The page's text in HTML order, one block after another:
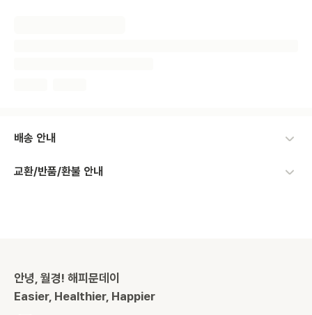
배송 안내
교환/반품/환불 안내
안녕, 월경! 해피문데이
Easier, Healthier, Happier